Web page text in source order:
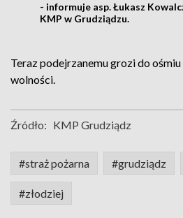
- informuje asp. Łukasz
KMP w Grudziądzu.
Teraz podejrzanemu grozi do
wolności.
Źródło: KMP Grudziądz
#straż pożarna #grudziądz
#złodziej